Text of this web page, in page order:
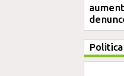
Politica